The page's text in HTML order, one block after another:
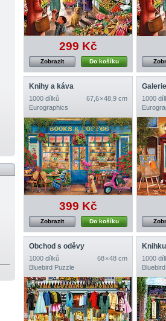
299 Kč
Do košíku
Zobrazit
Knihy a káva
1000 dílků
67,6 × 48,9 cm
Eurographics
399 Kč
Do košíku
Zobrazit
1000
Obchod s oděvy
1000 dílků
68 × 48 cm
Bluebird Puzzle
1000